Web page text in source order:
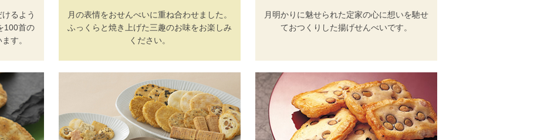
るよう
100首の
す。
月の表情をおせんべいに重ね合わせました。
ふっくらと焼き上げた三趣のお味をお楽しみ
ください。
月明かりに魅せられた定家の心に想いを馳せ
ておつくりした揚げせんべいです。